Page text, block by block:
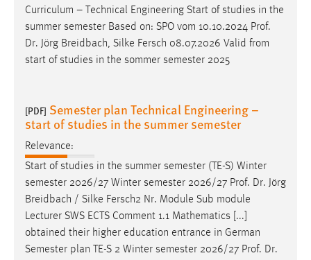
Curriculum – Technical Engineering Start of studies in the
summer semester Based on: SPO vom 10.10.2024 Prof.
Dr. Jörg Breidbach, Silke Fersch 08.07.2026 Valid from
start of studies in the sommer semester 2025
[PDF] Semester plan Technical Engineering –
start of studies in the summer semester
Relevance:
Start of studies in the summer semester (TE-S) Winter
semester 2026/27 Winter semester 2026/27 Prof. Dr. Jörg
Breidbach / Silke Fersch2 Nr. Module Sub module
Lecturer SWS ECTS Comment 1.1 Mathematics [...]
obtained their higher education entrance in German
Semester plan TE-S 2 Winter semester 2026/27 Prof. Dr.